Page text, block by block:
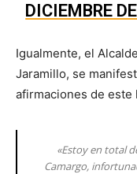
DICIEMBRE
Igualmente, el
Jaramillo, se
afirmaciones de este
«Estoy en total
Camargo,